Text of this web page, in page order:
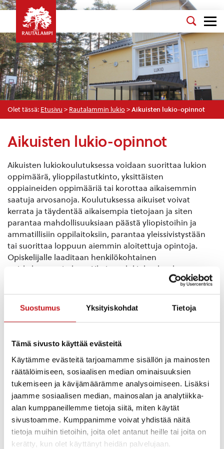
Suostumus Yksityiskohdat Tietoja
Tämä sivusto käyttää evästeitä
Käytämme evästeitä tarjoamamme sisällön ja mainosten
räätälöimiseen, sosiaalisen median ominaisuuksien
tukemiseen ja kävijämäärämme analysoimiseen. Lisäksi
jaamme sosiaalisen median, mainosalan ja analytiikka-
alan kumppaneillemme tietoja siitä, miten käytät
sivustoamme. Kumppanimme voivat yhdistää näitä
tietoja muihin tietoihin, joita olet antanut heille tai joita on
kerätty, kun olet käyttänyt heidän palvelujaan.
Olet tässä: Etusivu > Rautalammin lukio > Aikuisten lukio-opinnot
Aikuisten lukio-opinnot
Aikuisten lukiokoulutuksessa voidaan suorittaa lukion
oppimäärä, ylioppilastutkinto, yksittäisten
oppiaineiden oppimääriä tai korottaa aikaisemmin
saatuja arvosanoja. Koulutuksessa aikuiset voivat
kerrata ja täydentää aikaisempia tietojaan ja siten
parantaa mahdollisuuksiaan päästä yliopistoihin ja
ammatillisiin oppilaitoksiin, parantaa yleissivistystään
tai suorittaa loppuun aiemmin aloitettuja opintoja.
Opiskelijalle laaditaan henkilökohtainen
opiskelusuunnitelma. Aikuisten lukiokoulutuksessa
Rautalammin lukiossa aikuisopiskelijat voivat opiskella
monella tavalla, kuten itsenäisesti ja saada ohjausta
päiväopiskelijoiden kanssa.
Aikuisten lukio-opinnoissa on otettu
hyvinvointilautakunnan päätöksellä 01.08.2023 alkaen
käyttöön aineopiskelumaksu 25 € opintojaksolta.
Aikuisten tutkintoon johtavat lukio-opinnot ovat
maksuttomia.